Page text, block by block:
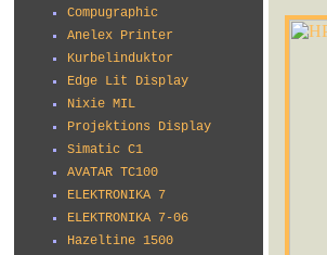
Compugraphic
Anelex Printer
Kurbelinduktor
Edge Lit Display
Nixie MIL
Projektions Display
Simatic C1
AVATAR TC100
ELEKTRONIKA 7
ELEKTRONIKA 7-06
Hazeltine 1500